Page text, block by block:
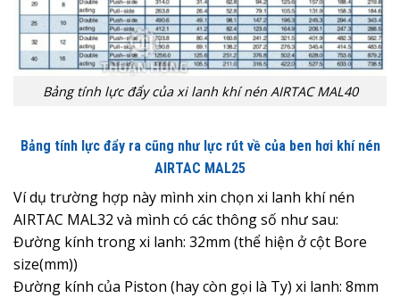
Bảng tính lực đẩy của xi lanh khí nén AIRTAC MAL40
Bảng tính lực đẩy ra cũng như lực rút về của ben hơi khí nén
AIRTAC MAL25
Ví dụ trường hợp này mình xin chọn xi lanh khí nén
AIRTAC MAL32 và mình có các thông số như sau:
Đường kính trong xi lanh: 32mm (thể hiện ở cột Bore
size(mm))
Đường kính của Piston (hay còn gọi là Ty) xi lanh: 8mm